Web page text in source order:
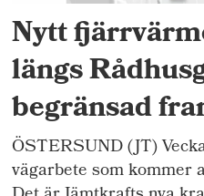
Nytt
längs
begränsad
ÖSTERSUND (JT)
vägarbete som kommer